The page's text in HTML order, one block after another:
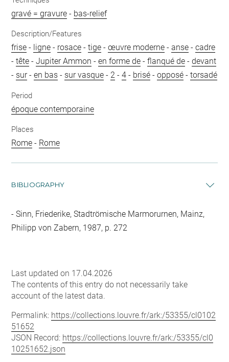
gravé = gravure - bas-relief
Description/Features
frise - ligne - rosace -tige -œuvre moderne -anse -cadre
-tête -Jupiter Ammon -en forme de -flanqué de -devant
- sur-en bas - sur vasque - 2 -4 - brisé -opposé -torsadé
Period
époque contemporaine
Places
Rome - Rome
BIBLIOGRAPHY
Sinn, Friederike, Stadtrömische Marmorurnen, Mainz,
Philipp von Zabern, 1987, p. 272
Last updated on 17.04.2026
The contents of this entry do not necessarily take
account of the latest data.
Permalink: https://collections.louvre.fr/ark:/53355/cl0102
51652
JSON Record: https://collections.louvre.fr/ark:/53355/cl0
10251652.json